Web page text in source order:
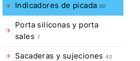
Indicadores de picada 60
Porta siliconas y porta
sales 7
Sacaderas y sujeciones40